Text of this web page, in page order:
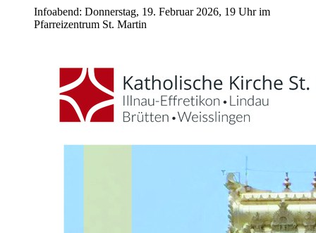
Infoabend: Donnerstag, 19. Februar 2026, 19 Uhr im
Pfarreizentrum St. Martin